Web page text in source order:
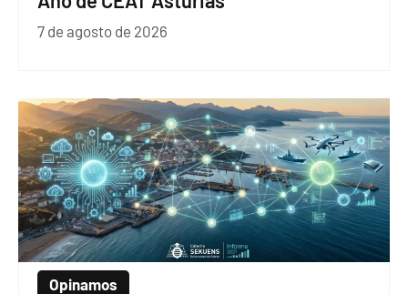
7 de agosto de 2026
Opinamos